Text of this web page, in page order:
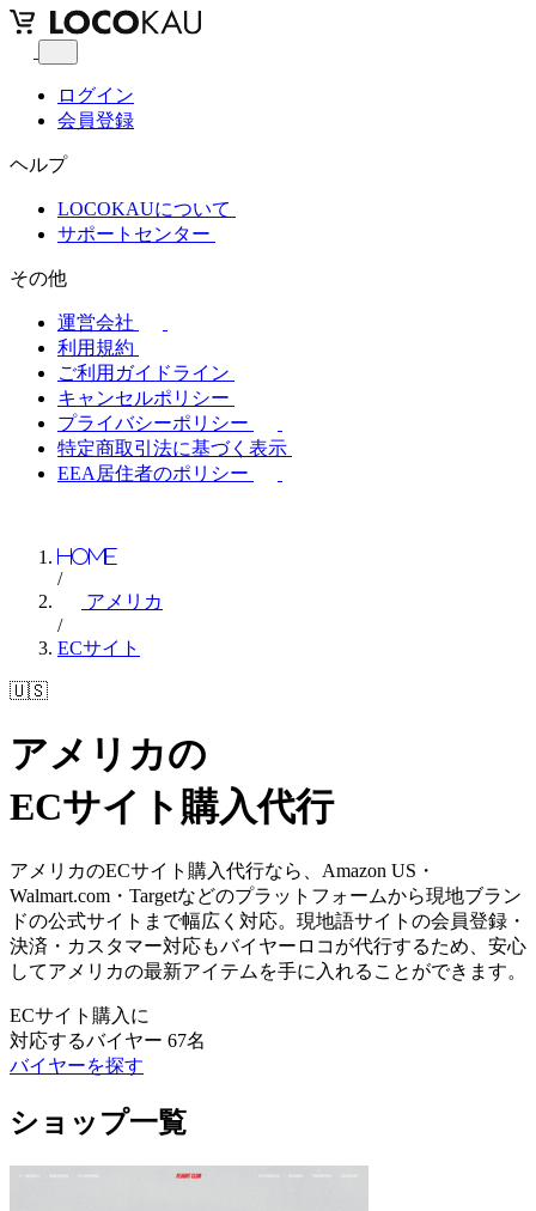
ログイン
会員登録
ヘルプ
LOCOKAUについて
サポートセンター
その他
運営会社
利用規約
ご利用ガイドライン
キャンセルポリシー
プライバシーポリシー
特定商取引法に基づく表示
EEA居住者のポリシー
Home
/
アメリカ
/
ECサイト
🇺🇸
アメリカの
ECサイト 購入代行
アメリカのECサイト購入代行なら、Amazon US・
Walmart.com・Targetなどのプラットフォームから現地ブラン
ドの公式サイトまで幅広く対応。現地語サイトの会員登録・
決済・カスタマー対応もバイヤーロコが代行するため、安心
してアメリカの最新アイテムを手に入れることができます。
ECサイト購入に
対応するバイヤー 67名
バイヤーを探す
ショップ一覧